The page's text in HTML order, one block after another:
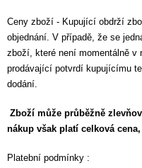
Ceny zboží - Kupující obdrží
objednání. V případě, že se
zboží, které není momentálně v
prodávající potvrdí kupujícímu
dodání.
Zboží může průběžně
nákup však platí celková
Platební podmínky :